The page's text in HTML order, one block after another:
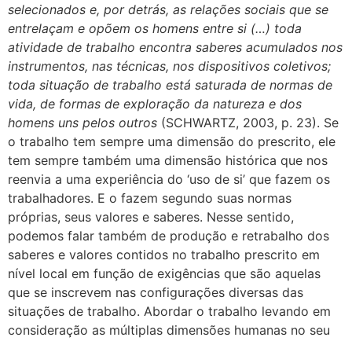
selecionados e, por detrás, as relações sociais que se
entrelaçam e opõem os homens entre si (…) toda
atividade de trabalho encontra saberes acumulados nos
instrumentos, nas técnicas, nos dispositivos coletivos;
toda situação de trabalho está saturada de normas de
vida, de formas de exploração da natureza e dos
homens uns pelos outros (SCHWARTZ, 2003, p. 23). Se
o trabalho tem sempre uma dimensão do prescrito, ele
tem sempre também uma dimensão histórica que nos
reenvia a uma experiência do ‘uso de si’ que fazem os
trabalhadores. E o fazem segundo suas normas
próprias, seus valores e saberes. Nesse sentido,
podemos falar também de produção e retrabalho dos
saberes e valores contidos no trabalho prescrito em
nível local em função de exigências que são aquelas
que se inscrevem nas configurações diversas das
situações de trabalho. Abordar o trabalho levando em
consideração as múltiplas dimensões humanas no seu